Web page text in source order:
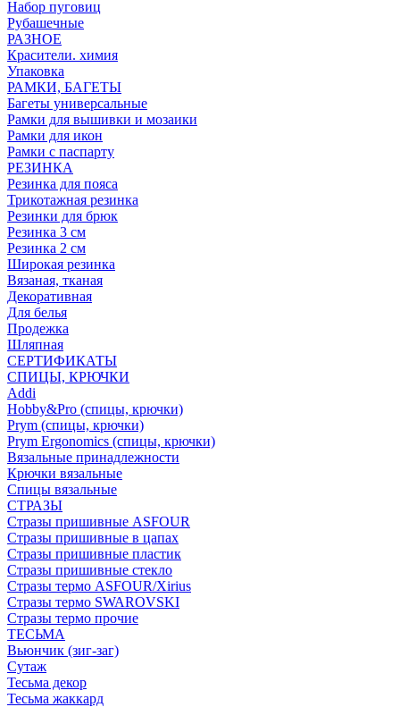
Набор пуговиц
Рубашечные
РАЗНОЕ
Красители. химия
Упаковка
РАМКИ, БАГЕТЫ
Багеты универсальные
Рамки для вышивки и мозаики
Рамки для икон
Рамки с паспарту
РЕЗИНКА
Резинка для пояса
Трикотажная резинка
Резинки для брюк
Резинка 3 см
Резинка 2 см
Широкая резинка
Вязаная, тканая
Декоративная
Для белья
Продежка
Шляпная
СЕРТИФИКАТЫ
СПИЦЫ, КРЮЧКИ
Addi
Hobby&Pro (спицы, крючки)
Prym (спицы, крючки)
Prym Ergonomics (спицы, крючки)
Вязальные принадлежности
Крючки вязальные
Спицы вязальные
СТРАЗЫ
Стразы пришивные ASFOUR
Стразы пришивные в цапах
Стразы пришивные пластик
Стразы пришивные стекло
Стразы термо ASFOUR/Xirius
Стразы термо SWAROVSKI
Стразы термо прочие
ТЕСЬМА
Вьюнчик (зиг-заг)
Сутаж
Тесьма декор
Тесьма жаккард